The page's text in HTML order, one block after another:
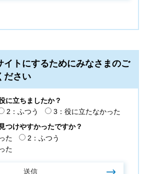
イトにするためにみなさまのご
ださい
に立ちましたか？
2：ふつう
3：役に立たなかった
つけやすかったですか？
た
2：ふつう
た